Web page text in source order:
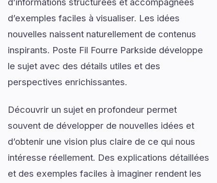
d’exemples faciles à visualiser. Les idées
nouvelles naissent naturellement de contenus
inspirants. Poste Fil Fourre Parkside développe
le sujet avec des détails utiles et des
perspectives enrichissantes.
Découvrir un sujet en profondeur permet
souvent de développer de nouvelles idées et
d’obtenir une vision plus claire de ce qui nous
intéresse réellement. Des explications détaillées
et des exemples faciles à imaginer rendent les